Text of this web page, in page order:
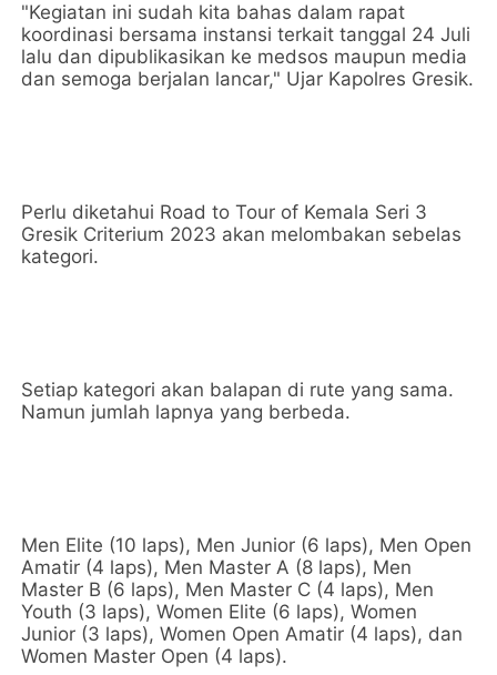
"Kegiatan ini sudah kita bahas dalam rapat
koordinasi bersama instansi terkait tanggal 24 Juli
lalu dan dipublikasikan ke medsos maupun media
dan semoga berjalan lancar," Ujar Kapolres Gresik.
Perlu diketahui Road to Tour of Kemala Seri 3
Gresik Criterium 2023 akan melombakan sebelas
kategori.
Setiap kategori akan balapan di rute yang sama.
Namun jumlah lapnya yang berbeda.
Men Elite (10 laps), Men Junior (6 laps), Men Open
Amatir (4 laps), Men Master A (8 laps), Men
Master B (6 laps), Men Master C (4 laps), Men
Youth (3 laps), Women Elite (6 laps), Women
Junior (3 laps), Women Open Amatir (4 laps), dan
Women Master Open (4 laps).